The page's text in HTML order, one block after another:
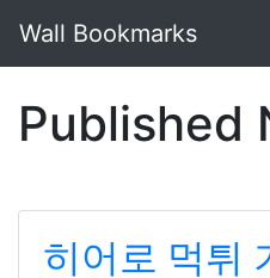
Wall Bookmarks
Published
히어로 먹튀